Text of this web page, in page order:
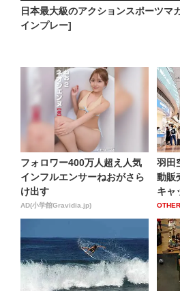
日本最大級のアクションスポーツマ
インプレー]
フォロワー400万人超え人気
インフルエンサーねおがさら
け出す
AD(小学館Gravidia.jp)
羽田
動販
キャ